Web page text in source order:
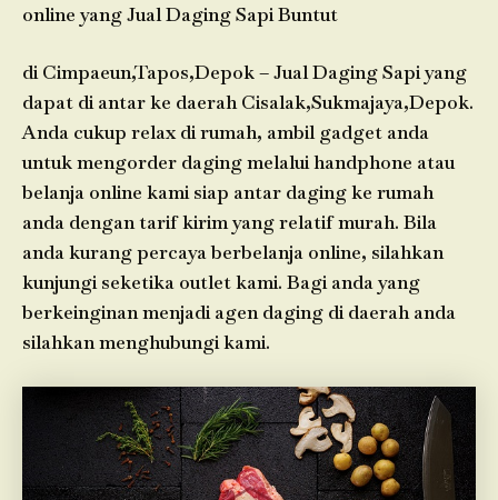
online yang Jual Daging Sapi Buntut
di Cimpaeun,Tapos,Depok – Jual Daging Sapi yang
dapat di antar ke daerah Cisalak,Sukmajaya,Depok.
Anda cukup relax di rumah, ambil gadget anda
untuk mengorder daging melalui handphone atau
belanja online kami siap antar daging ke rumah
anda dengan tarif kirim yang relatif murah. Bila
anda kurang percaya berbelanja online, silahkan
kunjungi seketika outlet kami. Bagi anda yang
berkeinginan menjadi agen daging di daerah anda
silahkan menghubungi kami.